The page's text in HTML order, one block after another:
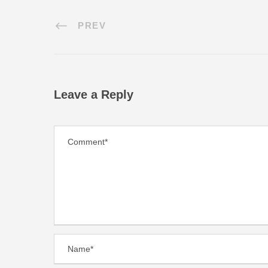
PREV
Leave a Reply